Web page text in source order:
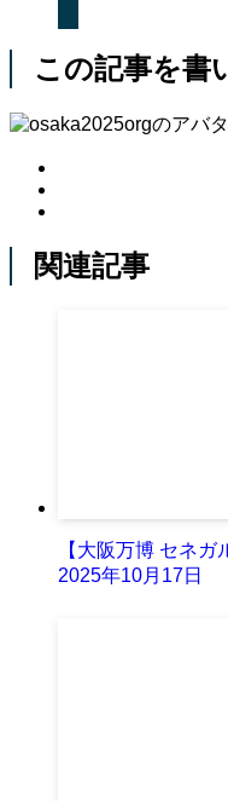
この記事を書
関連記事
【大阪万博 セネ
2025年10月17日